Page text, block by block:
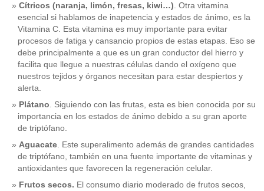
Cítricos (naranja, limón, fresas, kiwi…). Otra vitamina
esencial si hablamos de inapetencia y estados de ánimo, es la
Vitamina C. Esta vitamina es muy importante para evitar
procesos de fatiga y cansancio propios de estas etapas. Eso se
debe principalmente a que es un gran conductor del hierro y
facilita que llegue a nuestras células dando el oxígeno que
nuestros tejidos y órganos necesitan para estar despiertos y
alerta.
Plátano. Siguiendo con las frutas, esta es bien conocida por su
importancia en los estados de ánimo debido a su gran aporte
de triptófano.
Aguacate. Este superalimento además de grandes cantidades
de triptófano, también en una fuente importante de vitaminas y
antioxidantes que favorecen la regeneración celular.
Frutos secos. El consumo diario moderado de frutos secos,